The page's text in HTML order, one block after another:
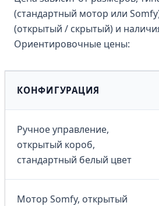
(стандартный мотор или
(открытый / скрытый) и
Ориентировочные цены:
КОНФИГУРАЦИЯ
Ручное управление,
открытый короб,
стандартный белый цвет
Мотор Somfy, открытый